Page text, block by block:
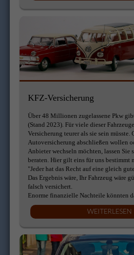
KFZ-Versicherung
Über 48 Millionen zugelassene Pkw
(Stand 2023). Für viele dieser
Versicherung teurer als sie sein müsste.
Autoversicherung abschließen wollen
Anbieter wechseln möchten, lassen Sie
beraten. Hier gilt eins für uns bestimmt
"Jeder hat das Recht auf eine gleich
Das Ergebnis wäre, Ihr Fahrzeug wäre
falsch versichert.
Enorme finanzielle Nachteile könnten
WEITERLESEN